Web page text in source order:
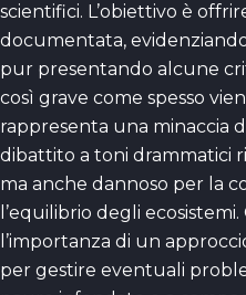
scientifici. L’obiettivo è
documentata,
pur presentando alcune
così grave come spesso
rappresenta una minaccia
dibattito a toni drammatici
ma anche dannoso per la
l’equilibrio degli
l’importanza di un
per gestire eventuali